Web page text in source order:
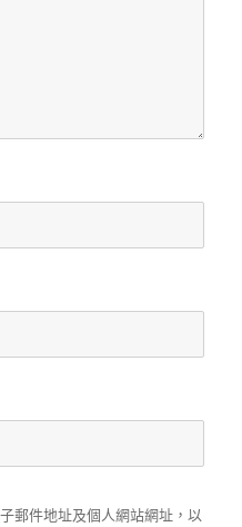
郵件地址及個人網站網址，以